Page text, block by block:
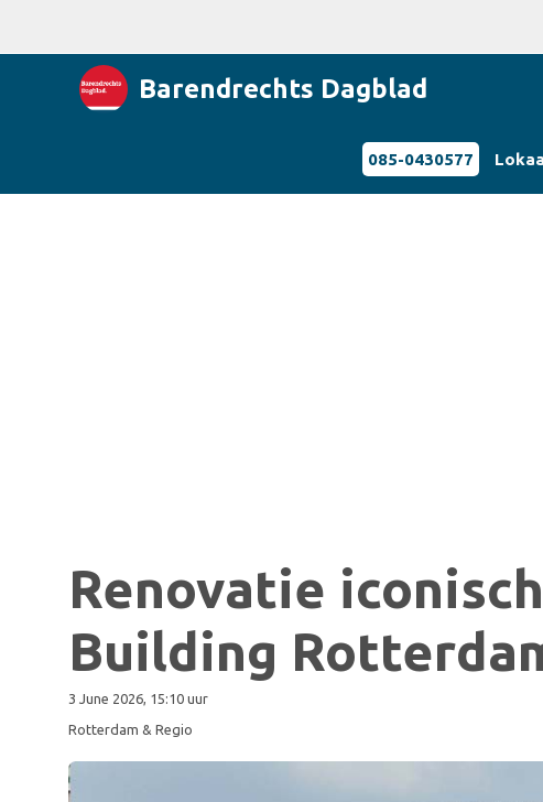
Barendrechts Dagblad
085-0430577
Renovatie
Building
3 June 2026, 15:10 uur
Rotterdam & Regio